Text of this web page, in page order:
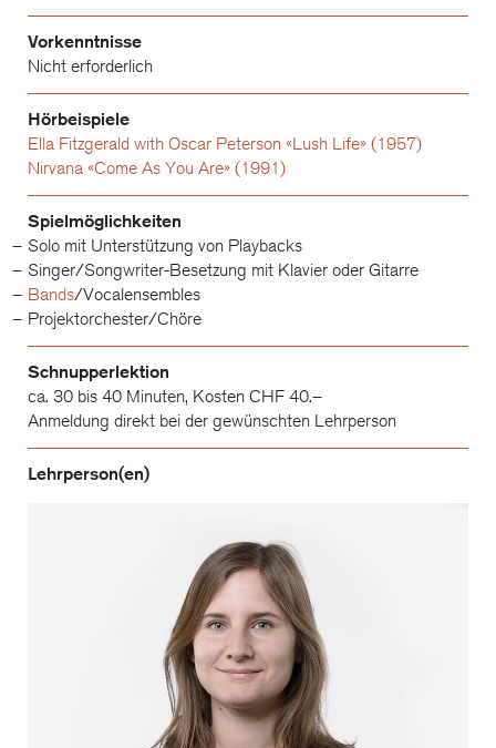
Vorkenntnisse
Nicht erforderlich
Hörbeispiele
Ella Fitzgerald with Oscar Peterson «Lush Life» (1957)
Nirvana «Come As You Are» (1991)
Spielmöglichkeiten
Solo mit Unterstützung von Playbacks
Singer/Songwriter-Besetzung mit Klavier oder Gitarre
Bands/Vocalensembles
Projektorchester/Chöre
Schnupperlektion
ca. 30 bis 40 Minuten, Kosten CHF 40.–
Anmeldung direkt bei der gewünschten Lehrperson
Lehrperson(en)